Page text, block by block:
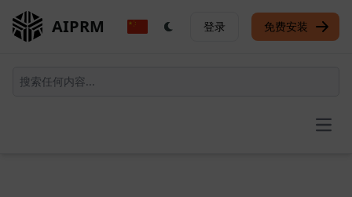
AIPRM 登录 免费安装